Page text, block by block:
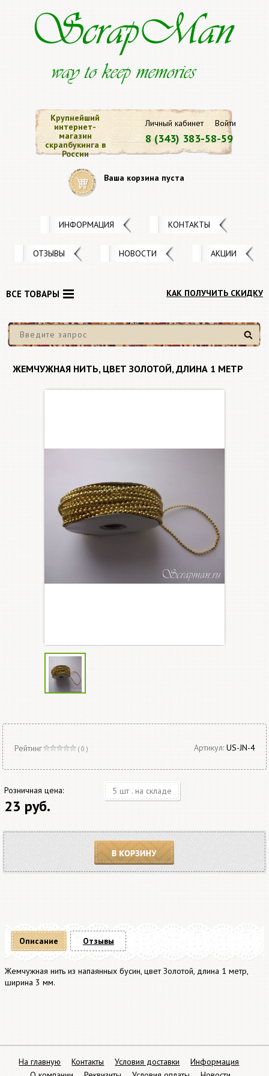
Личный кабинет Войти
8 (343) 383-58-59
Крупнейший
интернет-
магазин
скрапбукинга в
России
Ваша корзина пуста
ИНФОРМАЦИЯ КОНТАКТЫ
ОТЗЫВЫ НОВОСТИ АКЦИИ
КАК ПОЛУЧИТЬ СКИДКУ
Найти
ВСЕ ТОВАРЫ
ЖЕМЧУЖНАЯ НИТЬ, ЦВЕТ ЗОЛОТОЙ, ДЛИНА 1 МЕТР
Рейтинг ( 0 ) Артикул: US-JN-4
Розничная цена:
23 руб.
5 шт . на складе
В корзину
Описание
Жемчужная нить из напаянных бусин, цвет Золотой, длина 1 метр,
ширина 3 мм.
Отзывы
На главную Контакты Условия доставки
Информация